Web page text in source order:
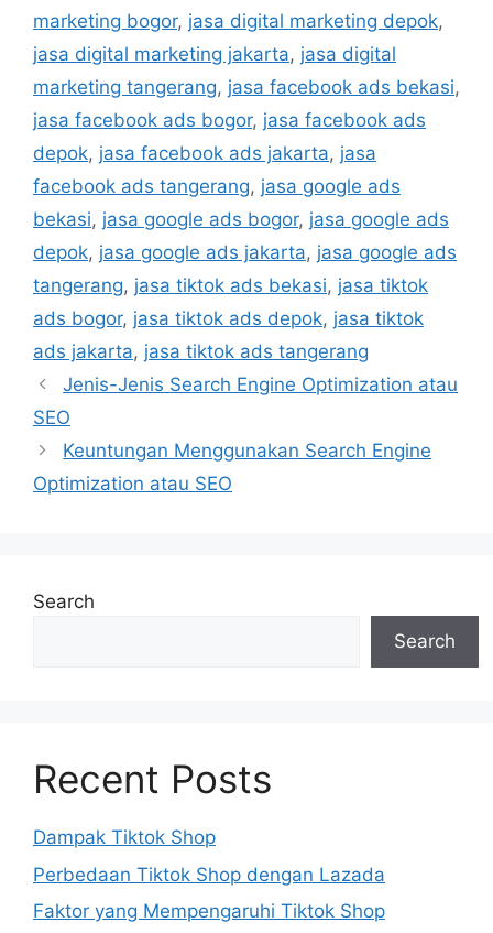
marketing bogor, jasa digital marketing depok,
jasa digital marketing jakarta, jasa digital
marketing tangerang, jasa facebook ads bekasi,
jasa facebook ads bogor, jasa facebook ads
depok, jasa facebook ads jakarta, jasa
facebook ads tangerang, jasa google ads
bekasi, jasa google ads bogor, jasa google ads
depok, jasa google ads jakarta, jasa google ads
tangerang, jasa tiktok ads bekasi, jasa tiktok
ads bogor, jasa tiktok ads depok, jasa tiktok
ads jakarta, jasa tiktok ads tangerang
Jenis-Jenis Search Engine Optimization atau
SEO
Keuntungan Menggunakan Search Engine
Optimization atau SEO
Search
Search
Recent Posts
Dampak Tiktok Shop
Perbedaan Tiktok Shop dengan Lazada
Faktor yang Mempengaruhi Tiktok Shop